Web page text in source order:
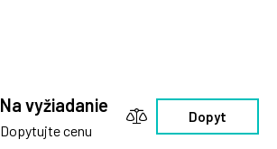
Na vyžiadanie
Dopytujte cenu
Dopyt